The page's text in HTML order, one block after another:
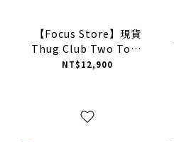
【Focus Store】現貨
Thug Club Two Tone
Washed Zip-up
NT$12,900